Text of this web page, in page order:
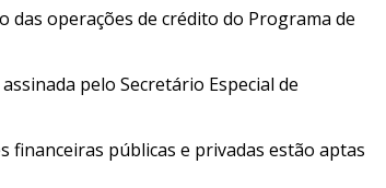
das operações de crédito do Programa de
pelo Secretário Especial de
públicas e privadas estão aptas